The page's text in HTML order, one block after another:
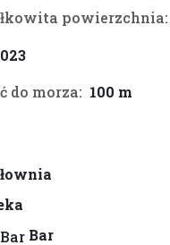
powierzchnia:
do morza: 100 m
Bar